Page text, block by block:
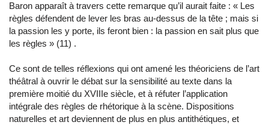
Baron apparaît à travers cette remarque qu’il aurait faite : « Les
règles défendent de lever les bras au-dessus de la tête ; mais si
la passion les y porte, ils feront bien : la passion en sait plus que
les règles » (11) .
Ce sont de telles réflexions qui ont amené les théoriciens de l’art
théâtral à ouvrir le débat sur la sensibilité au texte dans la
première moitié du XVIIIe siècle, et à réfuter l’application
intégrale des règles de rhétorique à la scène. Dispositions
naturelles et art deviennent de plus en plus antithétiques, et